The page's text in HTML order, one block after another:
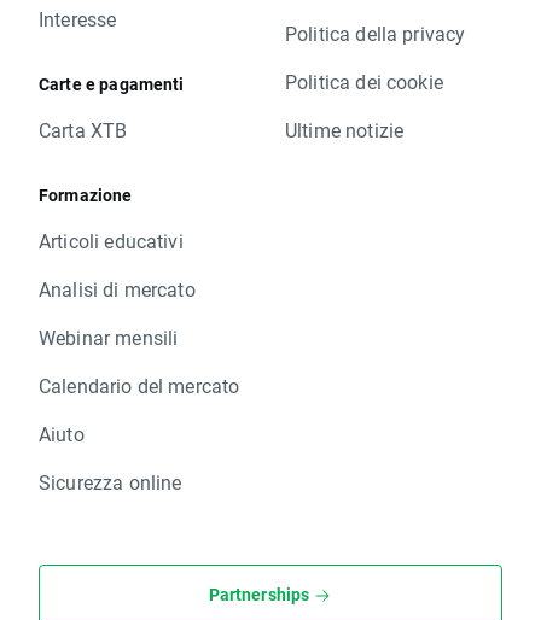
Interesse
Carte e pagamenti
Carta XTB
Formazione
Articoli educativi
Analisi di mercato
Webinar mensili
Calendario del mercato
Aiuto
Sicurezza online
Politica della privacy
Politica dei cookie
Ultime notizie
Partnerships